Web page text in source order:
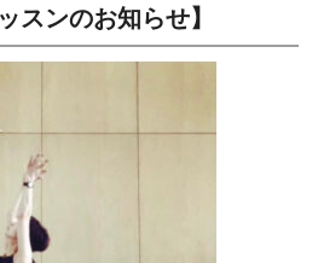
スンのお知らせ】